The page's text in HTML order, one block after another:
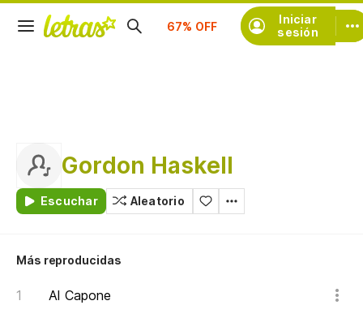
Iniciar
sesión
Suscríbete
Gordon Haskell
Escuchar Aleatorio
Más reproducidas
Al Capone